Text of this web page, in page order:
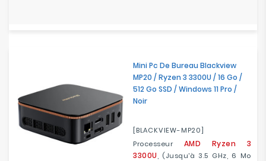
Mini Pc De Bureau Blackview
MP20 / Ryzen 3 3300U / 16 Go /
512 Go SSD / Windows 11 Pro /
Noir
[BLACKVIEW-MP20]
Processeur AMD Ryzen 3
3300U , (jusqu'à 3.5 GHz, 6 Mo